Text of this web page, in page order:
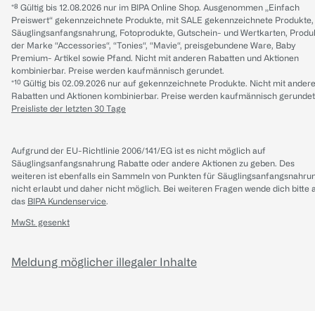
*⁸ Gültig bis 12.08.2026 nur im BIPA Online Shop. Ausgenommen „Einfach
Preiswert“ gekennzeichnete Produkte, mit SALE gekennzeichnete Produkte,
Säuglingsanfangsnahrung, Fotoprodukte, Gutschein- und Wertkarten,
der Marke “Accessories“, “Tonies“, “Mavie“, preisgebundene Ware, Baby
Premium- Artikel sowie Pfand. Nicht mit anderen Rabatten und Aktionen
kombinierbar. Preise werden kaufmännisch gerundet.
*¹⁰ Gültig bis 02.09.2026 nur auf gekennzeichnete Produkte. Nicht mit
Rabatten und Aktionen kombinierbar. Preise werden kaufmännisch
Preisliste der letzten 30 Tage
Aufgrund der EU-Richtlinie 2006/141/EG ist es nicht möglich auf
Säuglingsanfangsnahrung Rabatte oder andere Aktionen zu geben. Des
weiteren ist ebenfalls ein Sammeln von Punkten für
nicht erlaubt und daher nicht möglich. Bei weiteren Fragen wende dich bitte
das BIPA Kundenservice.
MwSt. gesenkt
Meldung möglicher illegaler Inhalte